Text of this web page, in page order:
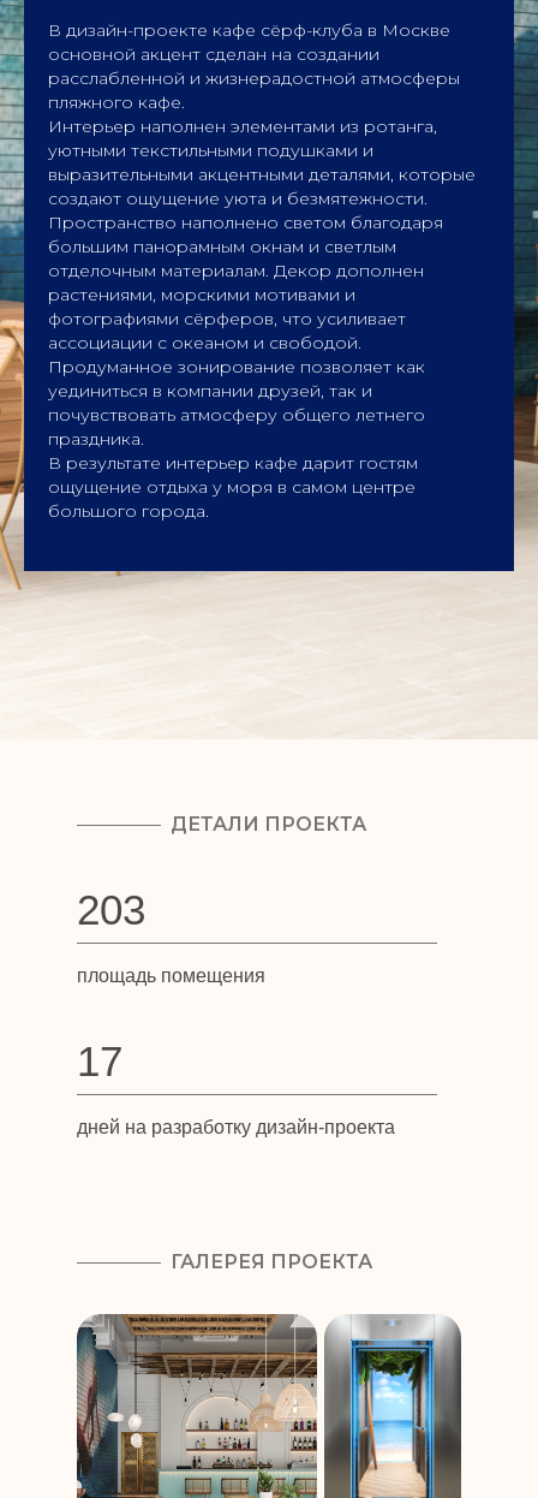
В дизайн-проекте кафе сёрф-клуба в Москве
основной акцент сделан на создании
расслабленной и жизнерадостной атмосферы
пляжного кафе.
Интерьер наполнен элементами из ротанга,
уютными текстильными подушками и
выразительными акцентными деталями, которые
создают ощущение уюта и безмятежности.
Пространство наполнено светом благодаря
большим панорамным окнам и светлым
отделочным материалам. Декор дополнен
растениями, морскими мотивами и
фотографиями сёрферов, что усиливает
ассоциации с океаном и свободой.
Продуманное зонирование позволяет как
уединиться в компании друзей, так и
почувствовать атмосферу общего летнего
праздника.
В результате интерьер кафе дарит гостям
ощущение отдыха у моря в самом центре
большого города.
ДЕТАЛИ ПРОЕКТА
203
площадь помещения
17
дней на разработку дизайн-проекта
ГАЛЕРЕЯ ПРОЕКТА